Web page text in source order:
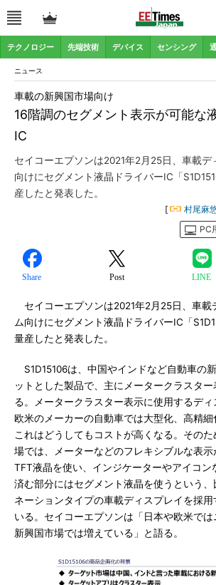
テクノロジー 先端技術 デバイス センシング
ニュース
16階調のセグメント表示が可能な
IC
車載の新興国市場向け
セイコーエプソンは2021年2月25日、車載デ
向けにセグメント液晶ドライバーIC「
産したと発表した。
[ 村尾麻
PC
Share Post LINE
セイコーエプソンは2021年2月25日、車載
ム向けにセグメント液晶ドライバーIC「
量産したと発表した。
S1D15106は、中国やインドなど自動車の
ットとした製品で、主にメータークラスタ
る。メータークラスター表示に使用するデ
欧米のメーカーの自動車では大型化、高精細
これはどうしてもコストが高くなる。その
場では、メーターなどのフレキシブルな表
TFT液晶を使い、インジケーターやアイコン
済む部分にはセグメント液晶を使うという
ネーションタイプの車載ディスプレイを採
いる。セイコーエプソンは「日本や欧米では
新興国市場では増えている」と語る。